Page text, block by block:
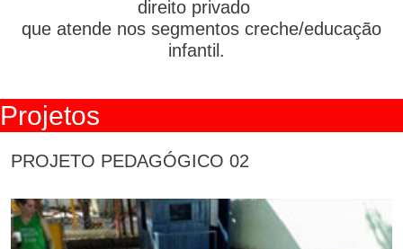
direito privado
que atende nos segmentos creche/educação
infantil.
Projetos
PROJETO PEDAGÓGICO 02